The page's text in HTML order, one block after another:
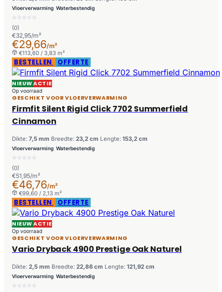
Vloerverwarming Waterbestendig
(0)
€32,95/m²
€29,66/m²
€113,60 / 3,83 m²
BESTELLEN OFFERTE
NIEUWACTIE
Op voorraad
GESCHIKT VOOR VLOERVERWARMING
Firmfit Silent Rigid Click 7702 Summerfield
Cinnamon
Dikte: 7,5 mm Breedte: 23,2 cm Lengte: 153,2 cm
Vloerverwarming Waterbestendig
(0)
€51,95/m²
€46,76/m²
€99,60 / 2,13 m²
BESTELLEN OFFERTE
NIEUWACTIE
Op voorraad
GESCHIKT VOOR VLOERVERWARMING
Vario Dryback 4900 Prestige Oak Naturel
Dikte: 2,5 mm Breedte: 22,86 cm Lengte: 121,92 cm
Vloerverwarming Waterbestendig